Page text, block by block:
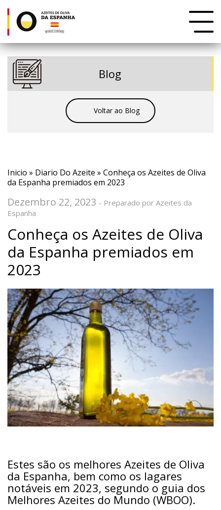
Blog
Voltar ao Blog
Inicio » Diario Do Azeite » Conheça os Azeites de Oliva
da Espanha premiados em 2023
Dezembro 22, 2023 - Preparado por Azeites da
Espanha
Conheça os Azeites de Oliva
da Espanha premiados em
2023
Estes são os melhores Azeites de Oliva
da Espanha, bem como os lagares
notáveis ​​em 2023, segundo o guia dos
Melhores Azeites do Mundo (WBOO).